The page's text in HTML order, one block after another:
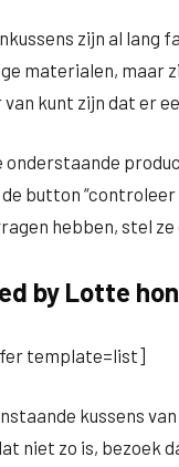
zijn al lang
materialen, maar
kunt zijn dat er
onderstaande
button
hebben, stel
by Lotte
template=list]
kussens
niet zo is, bezoek